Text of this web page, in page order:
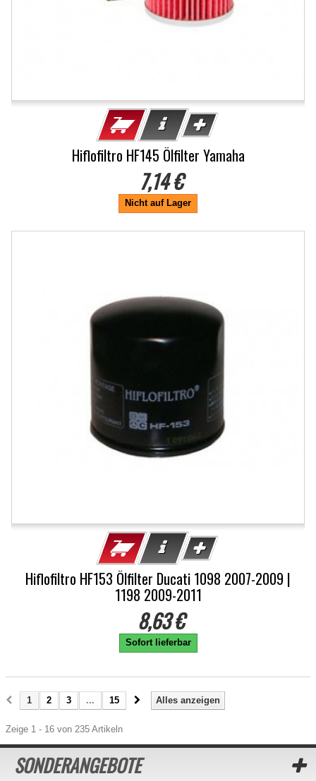
Hiflofiltro HF145 Ölfilter Yamaha
7,14 €
Nicht auf Lager
Hiflofiltro HF153 Ölfilter Ducati 1098 2007-2009 |
1198 2009-2011
8,63 €
Sofort lieferbar
Alles anzeigen
1 2 3 ... 15
Zeige 1 - 16 von 235 Artikeln
SONDERANGEBOTE